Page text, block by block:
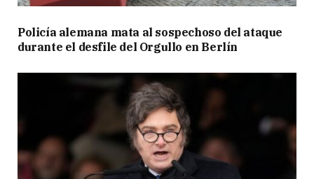
Policía alemana mata al sospechoso del ataque
durante el desfile del Orgullo en Berlín